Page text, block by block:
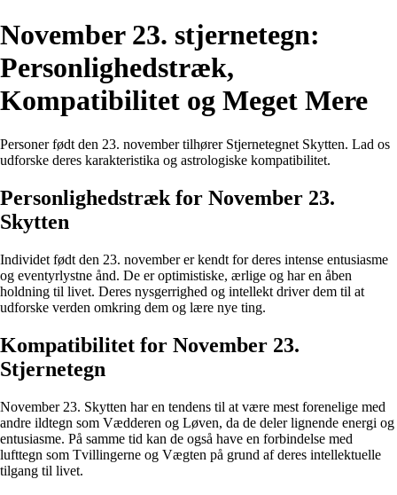
November 23. stjernetegn:
Personlighedstræk,
Kompatibilitet og Meget Mere
Personer født den 23. november tilhører Stjernetegnet Skytten. Lad os
udforske deres karakteristika og astrologiske kompatibilitet.
Personlighedstræk for November 23.
Skytten
Individet født den 23. november er kendt for deres intense entusiasme
og eventyrlystne ånd. De er optimistiske, ærlige og har en åben
holdning til livet. Deres nysgerrighed og intellekt driver dem til at
udforske verden omkring dem og lære nye ting.
Kompatibilitet for November 23.
Stjernetegn
November 23. Skytten har en tendens til at være mest forenelige med
andre ildtegn som Vædderen og Løven, da de deler lignende energi og
entusiasme. På samme tid kan de også have en forbindelse med
lufttegn som Tvillingerne og Vægten på grund af deres intellektuelle
tilgang til livet.